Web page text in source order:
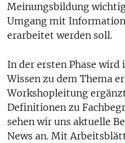
Meinungsbildung
Umgang mit
erarbeitet werden soll.
In der ersten Phase
Wissen zu dem Thema
Workshopleitung
Definitionen zu
sehen wir uns aktuelle
News an. Mit